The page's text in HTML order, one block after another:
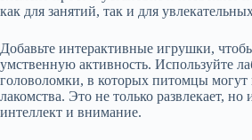
как для занятий, так и для
Добавьте интерактивные игрушки,
умственную активность. Используйте
головоломки, в которых питомцы могут
лакомства. Это не только развлекает, но
интеллект и внимание.